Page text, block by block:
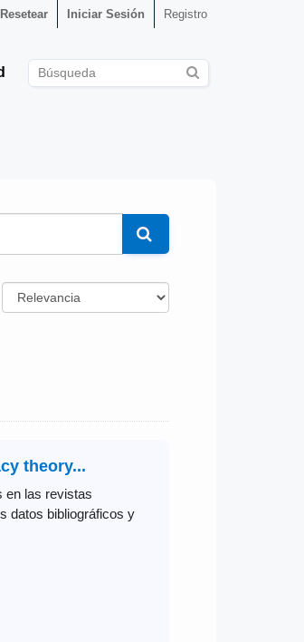
Resetear Iniciar Sesión Registro
theory...
en las revistas
datos bibliográficos y